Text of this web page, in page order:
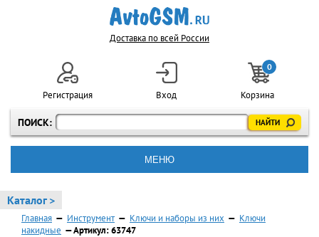
Доставка по всей России
ПОИСК:
Регистрация Вход
0
Корзина
МЕНЮ
Каталог >
Главная — Инструмент — Ключи и наборы из них — Ключи
накидные — Артикул: 63747